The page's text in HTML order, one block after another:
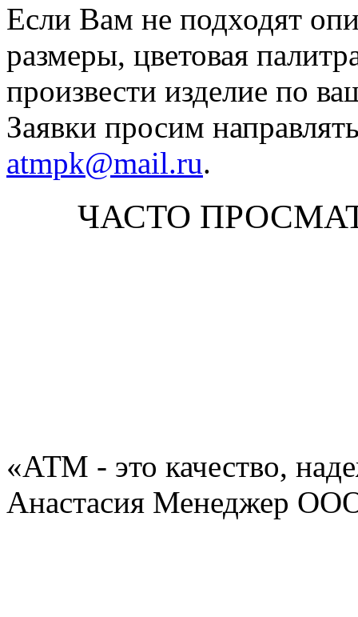
Если Вам не подходят
размеры, цветовая
произвести изделие по
Заявки просим
atmpk@mail.ru.
ЧАСТО
«АТМ - это качество,
Анастасия Менеджер